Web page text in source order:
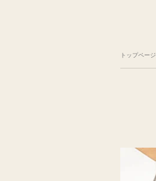
トップページ